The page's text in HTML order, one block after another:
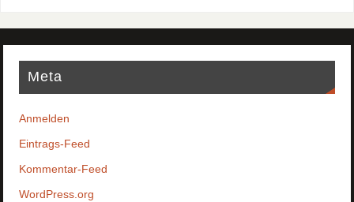
Meta
Anmelden
Eintrags-Feed
Kommentar-Feed
WordPress.org